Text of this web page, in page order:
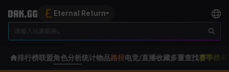
Eternal Return
排行榜联盟角色分析统计物品路径电竞/直播收藏多重查找赛季榜单